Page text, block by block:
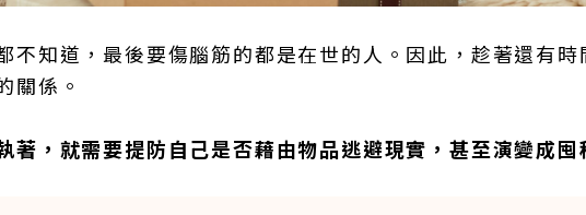
不知道，最後要傷腦筋的都是在世的人。因此，趁著還有時
關係。
著，就需要提防自己是否藉由物品逃避現實，甚至演變成囤